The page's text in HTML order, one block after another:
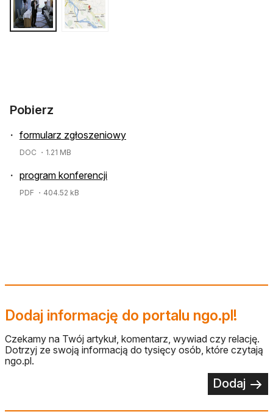
Pobierz
formularz zgłoszeniowy
DOC ・1.21 MB
program konferencji
PDF ・404.52 kB
Dodaj informację do portalu ngo.pl!
Czekamy na Twój artykuł, komentarz, wywiad czy relację.
Dotrzyj ze swoją informacją do tysięcy osób, które czytają
ngo.pl.
Dodaj